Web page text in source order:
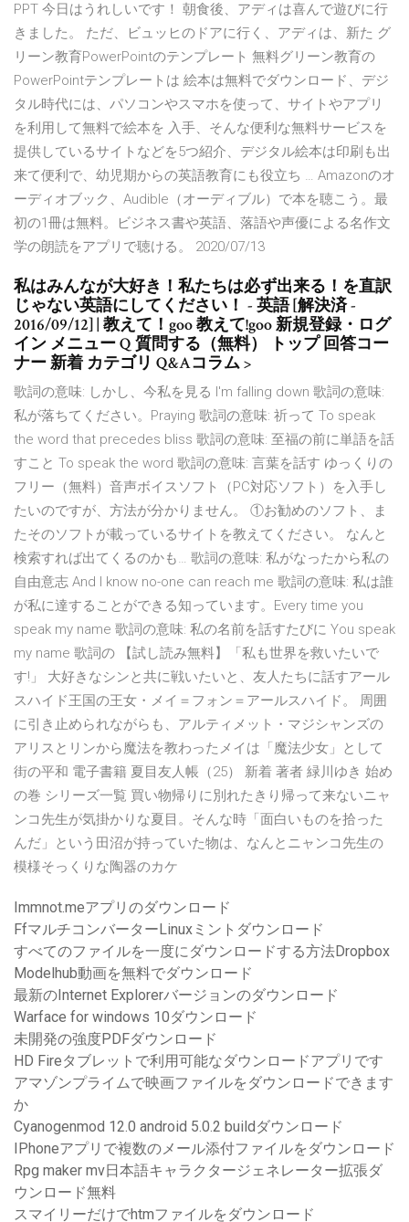
PPT 今日はうれしいです！ 朝食後、アディは喜んで遊びに行
きました。 ただ、ビュッヒのドアに行く、アディは、新た グ
リーン教育PowerPointのテンプレート 無料グリーン教育の
PowerPointテンプレートは 絵本は無料でダウンロード、デジ
タル時代には、パソコンやスマホを使って、サイトやアプリ
を利用して無料で絵本を 入手、そんな便利な無料サービスを
提供しているサイトなどを5つ紹介、デジタル絵本は印刷も出
来て便利で、幼児期からの英語教育にも役立ち … Amazonのオ
ーディオブック、Audible（オーディブル）で本を聴こう。最
初の1冊は無料。ビジネス書や英語、落語や声優による名作文
学の朗読をアプリで聴ける。 2020/07/13
私はみんなが大好き！私たちは必ず出来る！を直訳
じゃない英語にしてください！ - 英語 [解決済 -
2016/09/12] | 教えて！goo 教えて!goo 新規登録・ログ
イン メニュー Q 質問する（無料） トップ 回答コー
ナー 新着 カテゴリ Q&Aコラム >
歌詞の意味: しかし、今私を見る I'm falling down 歌詞の意味:
私が落ちてください。Praying 歌詞の意味: 祈って To speak
the word that precedes bliss 歌詞の意味: 至福の前に単語を話
すこと To speak the word 歌詞の意味: 言葉を話す ゆっくりの
フリー（無料）音声ボイスソフト（PC対応ソフト）を入手し
たいのですが、方法が分かりません。 ①お勧めのソフト、ま
たそのソフトが載っているサイトを教えてください。 なんと
検索すれば出てくるのかも… 歌詞の意味: 私がなったから私の
自由意志 And I know no-one can reach me 歌詞の意味: 私は誰
が私に達することができる知っています。Every time you
speak my name 歌詞の意味: 私の名前を話すたびに You speak
my name 歌詞の 【試し読み無料】「私も世界を救いたいで
す!」 大好きなシンと共に戦いたいと、友人たちに話すアール
スハイド王国の王女・メイ＝フォン＝アールスハイド。 周囲
に引き止められながらも、アルティメット・マジシャンズの
アリスとリンから魔法を教わったメイは「魔法少女」として
街の平和 電子書籍 夏目友人帳（25） 新着 著者 緑川ゆき 始め
の巻 シリーズ一覧 買い物帰りに別れたきり帰って来ないニャ
ンコ先生が気掛かりな夏目。そんな時「面白いものを拾った
んだ」という田沼が持っていた物は、なんとニャンコ先生の
模様そっくりな陶器のカケ
Immnot.meアプリのダウンロード
FfマルチコンバーターLinuxミントダウンロード
すべてのファイルを一度にダウンロードする方法Dropbox
Modelhub動画を無料でダウンロード
最新のInternet Explorerバージョンのダウンロード
Warface for windows 10ダウンロード
未開発の強度PDFダウンロード
HD Fireタブレットで利用可能なダウンロードアプリです
アマゾンプライムで映画ファイルをダウンロードできます
か
Cyanogenmod 12.0 android 5.0.2 buildダウンロード
IPhoneアプリで複数のメール添付ファイルをダウンロード
Rpg maker mv日本語キャラクタージェネレーター拡張ダ
ウンロード無料
スマイリーだけでhtmファイルをダウンロード